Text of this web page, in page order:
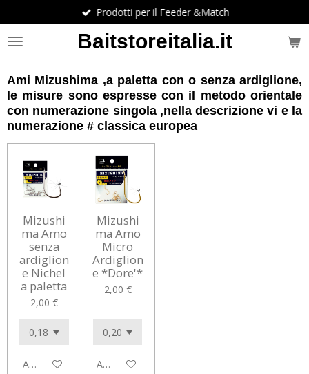
al
contenuto
Baitstoreitalia.it
Prodotti per il Feeder &Match
Ami Mizushima ,a paletta con o senza ardiglione,
le misure sono espresse con il metodo orientale
con numerazione singola ,nella descrizione vi e la
numerazione # classica europea
Mizushi
ma Amo
senza
ardiglion
e Nichel
a paletta
2,00 €
Aggiungi al carrello
Mizushi
ma Amo
Micro
Ardiglion
e *Dore'*
2,00 €
Aggiungi al carrello